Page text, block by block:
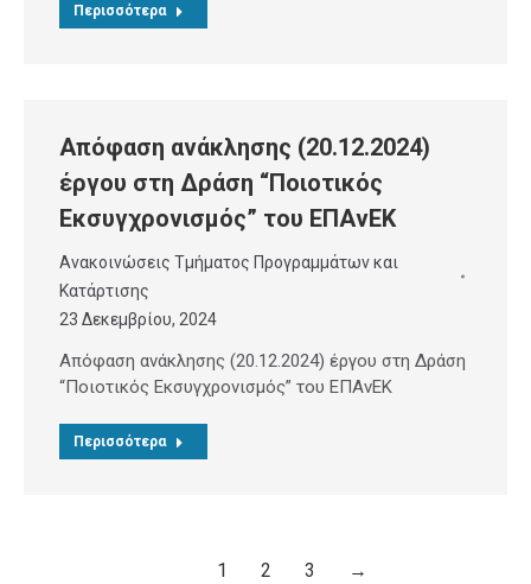
Περισσότερα
Απόφαση ανάκλησης (20.12.2024)
έργου στη Δράση “Ποιοτικός
Εκσυγχρονισμός” του ΕΠΑνΕΚ
Ανακοινώσεις Τμήματος Προγραμμάτων και
Κατάρτισης
23 Δεκεμβρίου, 2024
Απόφαση ανάκλησης (20.12.2024) έργου στη Δράση
“Ποιοτικός Εκσυγχρονισμός” του ΕΠΑνΕΚ
Περισσότερα
1 2 3 →